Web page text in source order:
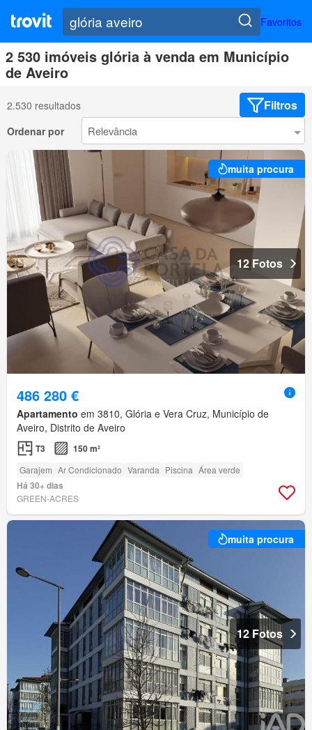
Favoritos
2 530 imóveis glória à venda em Município
de Aveiro
2.530 resultados Filtros
Ordenar por
muita procura
12 Fotos
486 280 €
Apartamento em 3810, Glória e Vera Cruz, Município de
Aveiro, Distrito de Aveiro
T3 150 m²
Garajem Ar Condicionado Varanda Piscina Área verde
Há 30+ dias
GREEN-ACRES
muita procura
12 Fotos